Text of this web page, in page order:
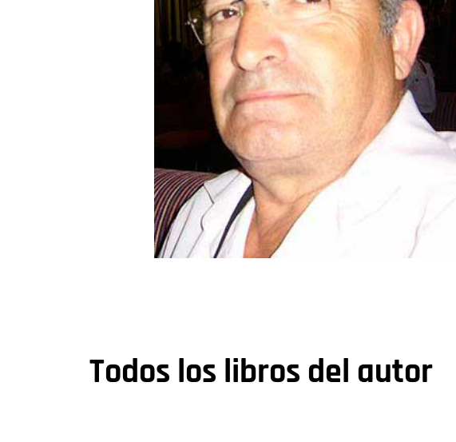
Todos los libros del autor